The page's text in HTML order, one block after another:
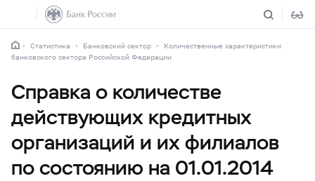
Статистика Банковский сектор
Количественные характеристики
банковского сектора Российской Федерации
Справка о количестве
действующих кредитных
организаций и их филиалов
по состоянию на 01.01.2014